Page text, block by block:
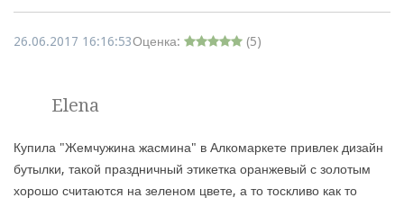
26.06.2017 16:16:53Оценка: (5)
Elena
Купила "Жемчужина жасмина" в Алкомаркете привлек дизайн
бутылки, такой праздничный этикетка оранжевый с золотым
хорошо считаются на зеленом цвете, а то тоскливо как то